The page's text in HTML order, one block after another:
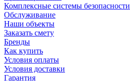
Комплексные системы безопасности
Обслуживание
Наши объекты
Заказать смету
Бренды
Как купить
Условия оплаты
Условия доставки
Гарантия